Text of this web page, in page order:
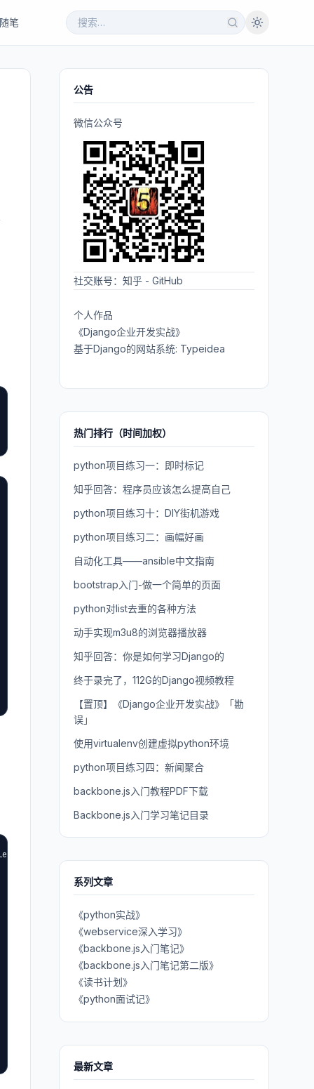
随笔
wsgi.py#L135
公告
微信公众号
社交账号： 知乎 - GitHub
个人作品
《Django企业开发实战》
基于Django的网站系统: Typeidea
热门排行（时间加权）
python项目练习一：即时标记
知乎回答：程序员应该怎么提高自己
python项目练习十：DIY街机游戏
python项目练习二：画幅好画
自动化工具——ansible中文指南
bootstrap入门-做一个简单的页面
python对list去重的各种方法
动手实现m3u8的浏览器播放器
知乎回答：你是如何学习Django的
终于录完了，112G的Django视频教程
【置顶】《Django企业开发实战》「勘
误」
使用virtualenv创建虚拟python环境
python项目练习四：新闻聚合
backbone.js入门教程PDF下载
Backbone.js入门学习笔记目录
系列文章
《python实战》
《webservice深入学习》
《backbone.js入门笔记》
《backbone.js入门笔记第二版》
《读书计划》
《python面试记》
最新文章